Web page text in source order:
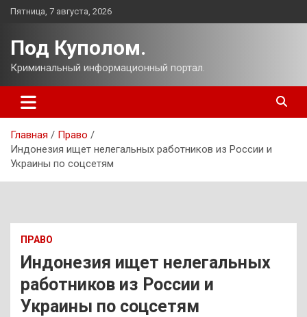
Перейти
Пятница, 7 августа, 2026
Под Куполом.
Криминальный информационный портал.
Главная
Право
Индонезия ищет нелегальных работников из России и
Украины по соцсетям
ПРАВО
Индонезия ищет нелегальных
работников из России и
Украины по соцсетям